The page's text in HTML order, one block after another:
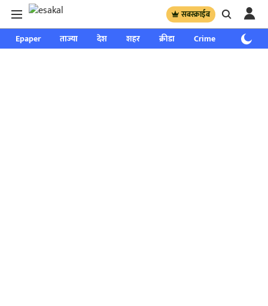
सबस्क्राईब
Epaper ताज्या देश शहर क्रीडा Crime साप्ताहिक